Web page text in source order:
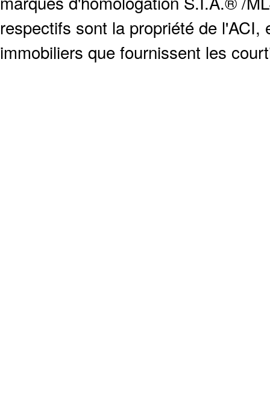
respectifs sont la propriété de
immobiliers que fournissent les